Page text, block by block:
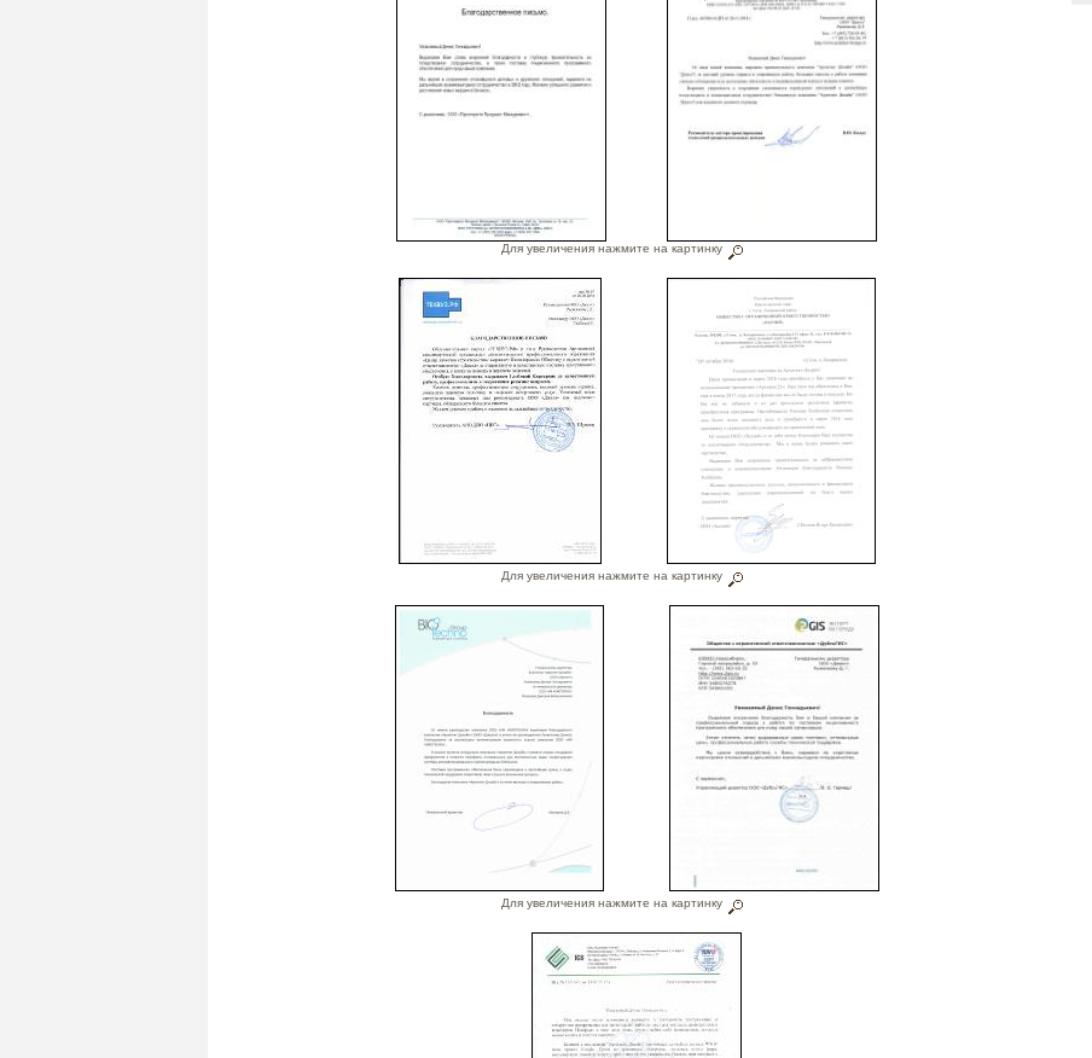
Для увеличения нажмите на картинку
Для увеличения нажмите на картинку
Для увеличения нажмите на картинку